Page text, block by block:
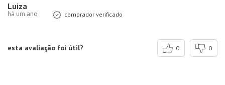
Luiza
há um ano comprador verificado
esta avaliação foi útil? 0 0